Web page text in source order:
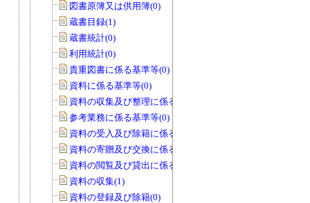
図書原簿又は供用簿(0)
蔵書目録(1)
蔵書統計(0)
利用統計(0)
貴重図書に係る基準等(0)
資料に係る基準等(0)
資料の収集及び整理に係る基準等(0)
参考業務に係る基準等(0)
資料の受入及び除籍に係る基準等(0)
資料の寄贈及び交換に係る基準等(0)
資料の閲覧及び貸出に係る基準等(0)
資料の収集(1)
資料の登録及び除籍(0)